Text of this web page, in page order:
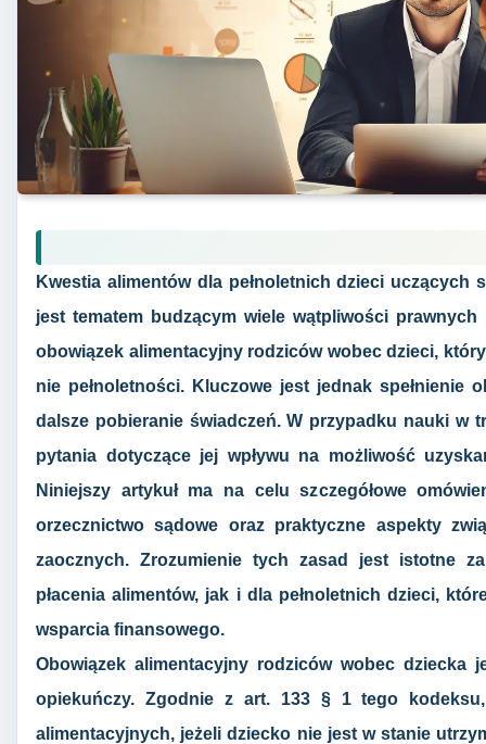
Kwestia alimentów dla pełnoletnich dzieci uczących
jest tematem budzącym wiele wątpliwości
obowiązek alimentacyjny rodziców wobec dzieci,
nie pełnoletności. Kluczowe jest jednak spełnienie
dalsze pobieranie świadczeń. W przypadku nauki w
pytania dotyczące jej wpływu na możliwość
Niniejszy artykuł ma na celu szczegółowe
orzecznictwo sądowe oraz praktyczne aspekty
zaocznych. Zrozumienie tych zasad jest istotne
płacenia alimentów, jak i dla pełnoletnich dzieci,
wsparcia finansowego.
Obowiązek alimentacyjny rodziców wobec dziecka
opiekuńczy. Zgodnie z art. 133 § 1 tego
alimentacyjnych, jeżeli dziecko nie jest w stanie